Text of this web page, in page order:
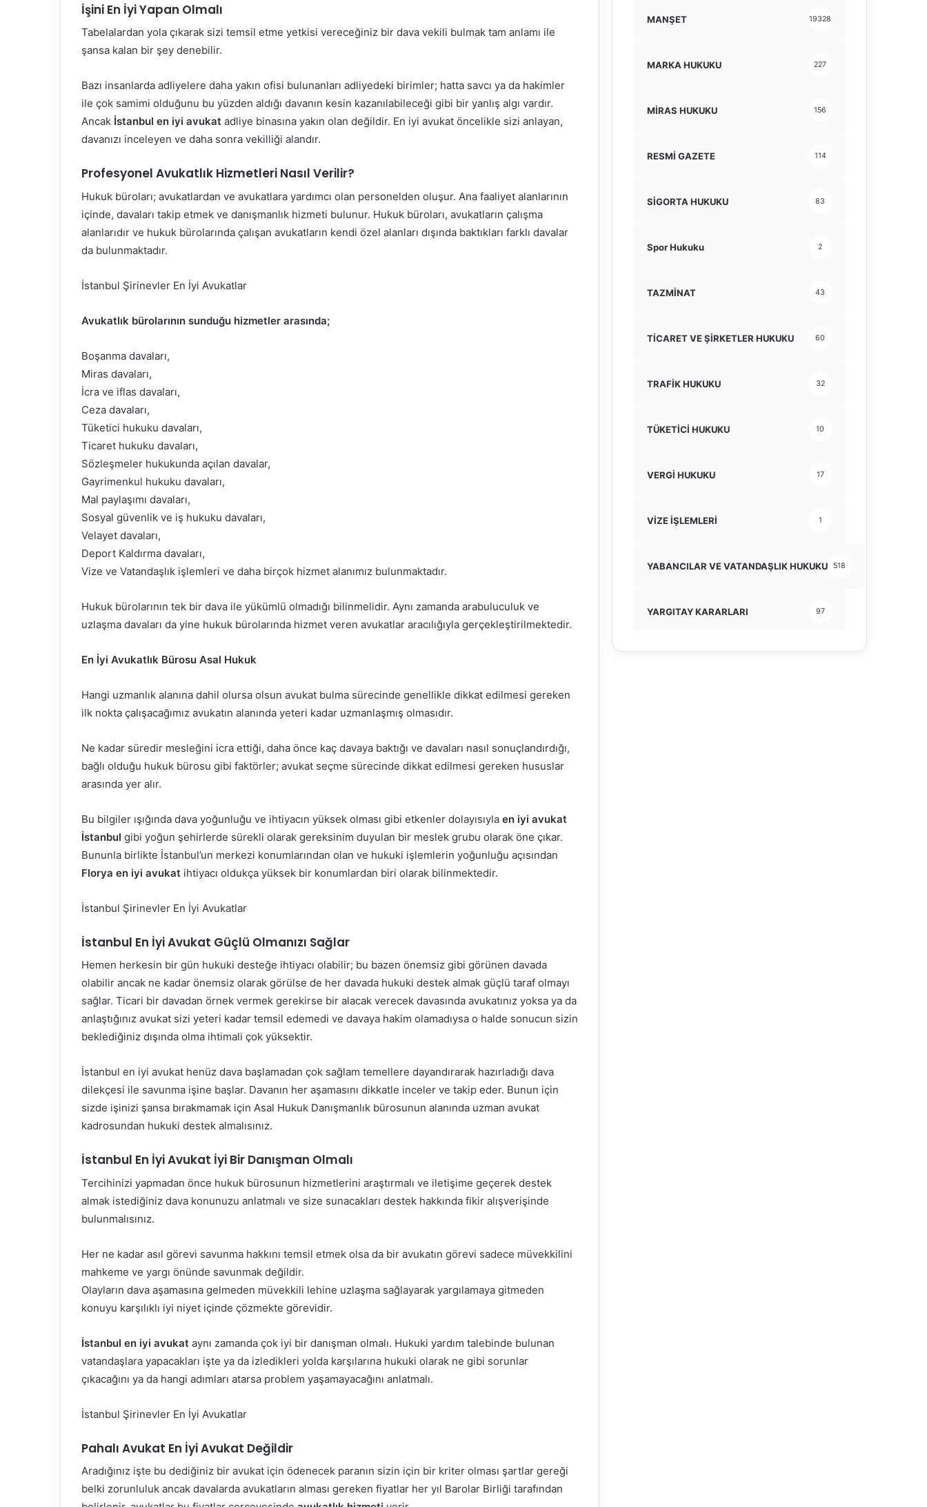
İşini En İyi Yapan Olmalı
Tabelalardan yola çıkarak sizi temsil etme yetkisi vereceğiniz bir dava vekili bulmak tam anlamı ile
şansa kalan bir şey denebilir.
Bazı insanlarda adliyelere daha yakın ofisi bulunanları adliyedeki birimler; hatta savcı ya da hakimler
ile çok samimi olduğunu bu yüzden aldığı davanın kesin kazanılabileceği gibi bir yanlış algı vardır.
Ancak İstanbul en iyi avukat adliye binasına yakın olan değildir. En iyi avukat öncelikle sizi anlayan,
davanızı inceleyen ve daha sonra vekilliği alandır.
Profesyonel Avukatlık Hizmetleri Nasıl Verilir?
Hukuk büroları; avukatlardan ve avukatlara yardımcı olan personelden oluşur. Ana faaliyet alanlarının
içinde, davaları takip etmek ve danışmanlık hizmeti bulunur. Hukuk büroları, avukatların çalışma
alanlarıdır ve hukuk bürolarında çalışan avukatların kendi özel alanları dışında baktıkları farklı davalar
da bulunmaktadır.
İstanbul Şirinevler En İyi Avukatlar
Avukatlık bürolarının sunduğu hizmetler arasında;
Boşanma davaları,
Miras davaları,
İcra ve iflas davaları,
Ceza davaları,
Tüketici hukuku davaları,
Ticaret hukuku davaları,
Sözleşmeler hukukunda açılan davalar,
Gayrimenkul hukuku davaları,
Mal paylaşımı davaları,
Sosyal güvenlik ve iş hukuku davaları,
Velayet davaları,
Deport Kaldırma davaları,
Vize ve Vatandaşlık işlemleri ve daha birçok hizmet alanımız bulunmaktadır.
Hukuk bürolarının tek bir dava ile yükümlü olmadığı bilinmelidir. Aynı zamanda arabuluculuk ve
uzlaşma davaları da yine hukuk bürolarında hizmet veren avukatlar aracılığıyla gerçekleştirilmektedir.
En İyi Avukatlık Bürosu Asal Hukuk
Hangi uzmanlık alanına dahil olursa olsun avukat bulma sürecinde genellikle dikkat edilmesi gereken
ilk nokta çalışacağımız avukatın alanında yeteri kadar uzmanlaşmış olmasıdır.
Ne kadar süredir mesleğini icra ettiği, daha önce kaç davaya baktığı ve davaları nasıl sonuçlandırdığı,
bağlı olduğu hukuk bürosu gibi faktörler; avukat seçme sürecinde dikkat edilmesi gereken hususlar
arasında yer alır.
Bu bilgiler ışığında dava yoğunluğu ve ihtiyacın yüksek olması gibi etkenler dolayısıyla en iyi avukat
İstanbul gibi yoğun şehirlerde sürekli olarak gereksinim duyulan bir meslek grubu olarak öne çıkar.
Bununla birlikte İstanbul’un merkezi konumlarından olan ve hukuki işlemlerin yoğunluğu açısından
Florya en iyi avukat ihtiyacı oldukça yüksek bir konumlardan biri olarak bilinmektedir.
İstanbul Şirinevler En İyi Avukatlar
İstanbul En İyi Avukat Güçlü Olmanızı Sağlar
Hemen herkesin bir gün hukuki desteğe ihtiyacı olabilir; bu bazen önemsiz gibi görünen davada
olabilir ancak ne kadar önemsiz olarak görülse de her davada hukuki destek almak güçlü taraf olmayı
sağlar. Ticari bir davadan örnek vermek gerekirse bir alacak verecek davasında avukatınız yoksa ya da
anlaştığınız avukat sizi yeteri kadar temsil edemedi ve davaya hakim olamadıysa o halde sonucun sizin
beklediğiniz dışında olma ihtimali çok yüksektir.
İstanbul en iyi avukat henüz dava başlamadan çok sağlam temellere dayandırarak hazırladığı dava
dilekçesi ile savunma işine başlar. Davanın her aşamasını dikkatle inceler ve takip eder. Bunun için
sizde işinizi şansa bırakmamak için Asal Hukuk Danışmanlık bürosunun alanında uzman avukat
kadrosundan hukuki destek almalısınız.
İstanbul En İyi Avukat İyi Bir Danışman Olmalı
Tercihinizi yapmadan önce hukuk bürosunun hizmetlerini araştırmalı ve iletişime geçerek destek
almak istediğiniz dava konunuzu anlatmalı ve size sunacakları destek hakkında fikir alışverişinde
bulunmalısınız.
Her ne kadar asıl görevi savunma hakkını temsil etmek olsa da bir avukatın görevi sadece müvekkilini
mahkeme ve yargı önünde savunmak değildir.
Olayların dava aşamasına gelmeden müvekkili lehine uzlaşma sağlayarak yargılamaya gitmeden
konuyu karşılıklı iyi niyet içinde çözmekte görevidir.
İstanbul en iyi avukat aynı zamanda çok iyi bir danışman olmalı. Hukuki yardım talebinde bulunan
vatandaşlara yapacakları işte ya da izledikleri yolda karşılarına hukuki olarak ne gibi sorunlar
çıkacağını ya da hangi adımları atarsa problem yaşamayacağını anlatmalı.
İstanbul Şirinevler En İyi Avukatlar
Pahalı Avukat En İyi Avukat Değildir
Aradığınız işte bu dediğiniz bir avukat için ödenecek paranın sizin için bir kriter olması şartlar gereği
belki zorunluluk ancak davalarda avukatların alması gereken fiyatlar her yıl Barolar Birliği tarafından
MANŞET 19328
MARKA HUKUKU 227
MİRAS HUKUKU 156
RESMİ GAZETE 114
SİGORTA HUKUKU 83
Spor Hukuku 2
TAZMİNAT 43
TİCARET VE ŞİRKETLER HUKUKU 60
TRAFİK HUKUKU 32
TÜKETİCİ HUKUKU 10
VERGİ HUKUKU 17
VİZE İŞLEMLERİ 1
YABANCILAR VE VATANDAŞLIK HUKUKU 518
YARGITAY KARARLARI 97